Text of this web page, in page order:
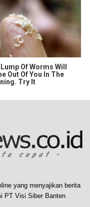
Of Worms Will
Out Of You In The
Try It
yang menyajikan berita
PT Visi Siber Banten